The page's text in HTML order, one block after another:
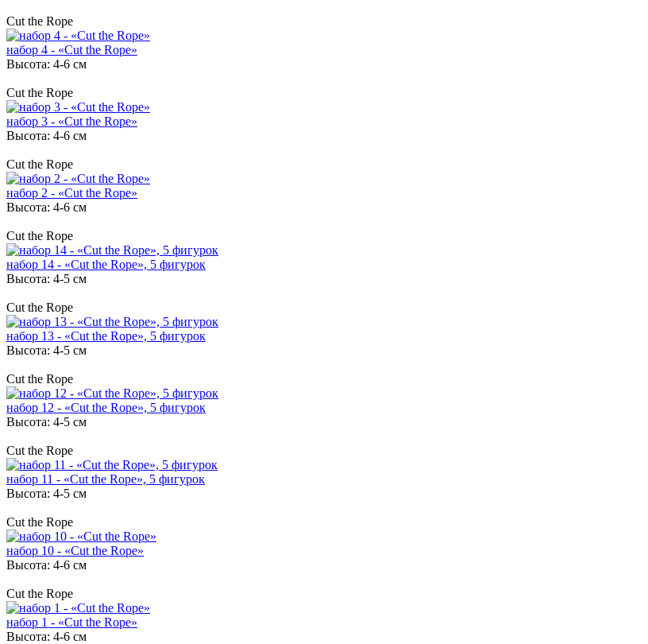
Cut the Rope
набор 4 - «Cut the Rope»
Высота: 4-6 см
Cut the Rope
набор 3 - «Cut the Rope»
Высота: 4-6 см
Cut the Rope
набор 2 - «Cut the Rope»
Высота: 4-6 см
Cut the Rope
набор 14 - «Cut the Rope», 5 фигурок
Высота: 4-5 см
Cut the Rope
набор 13 - «Cut the Rope», 5 фигурок
Высота: 4-5 см
Cut the Rope
набор 12 - «Cut the Rope», 5 фигурок
Высота: 4-5 см
Cut the Rope
набор 11 - «Cut the Rope», 5 фигурок
Высота: 4-5 см
Cut the Rope
набор 10 - «Cut the Rope»
Высота: 4-6 см
Cut the Rope
набор 1 - «Cut the Rope»
Высота: 4-6 см